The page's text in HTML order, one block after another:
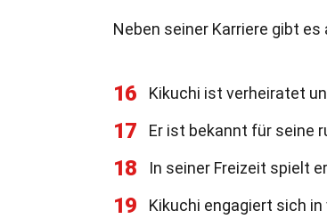
Neben seiner Karriere gibt
16 Kikuchi ist verheiratet
17 Er ist bekannt für seine
18 In seiner Freizeit spielt
19 Kikuchi engagiert sich